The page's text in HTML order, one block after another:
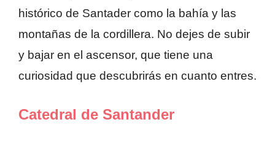
histórico de Santader como la bahía y las
montañas de la cordillera. No dejes de subir
y bajar en el ascensor, que tiene una
curiosidad que descubrirás en cuanto entres.
Catedral de Santander